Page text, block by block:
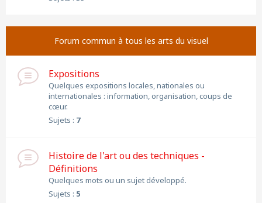
Forum commun à tous les arts du visuel
Expositions
Quelques expositions locales, nationales ou
internationales : information, organisation, coups de
cœur.
Sujets : 7
Histoire de l'art ou des techniques -
Définitions
Quelques mots ou un sujet développé.
Sujets : 5